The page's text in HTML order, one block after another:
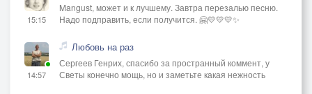
15:15
Mangust, может и к лучшему. Завтра перезалью песню.
Надо подправить, если получится. 🤗💛💛💛✨
14:57
Любовь на раз
Сергеев Генрих, спасибо за пространный коммент, у
Светы конечно мощь, но и заметьте какая нежность